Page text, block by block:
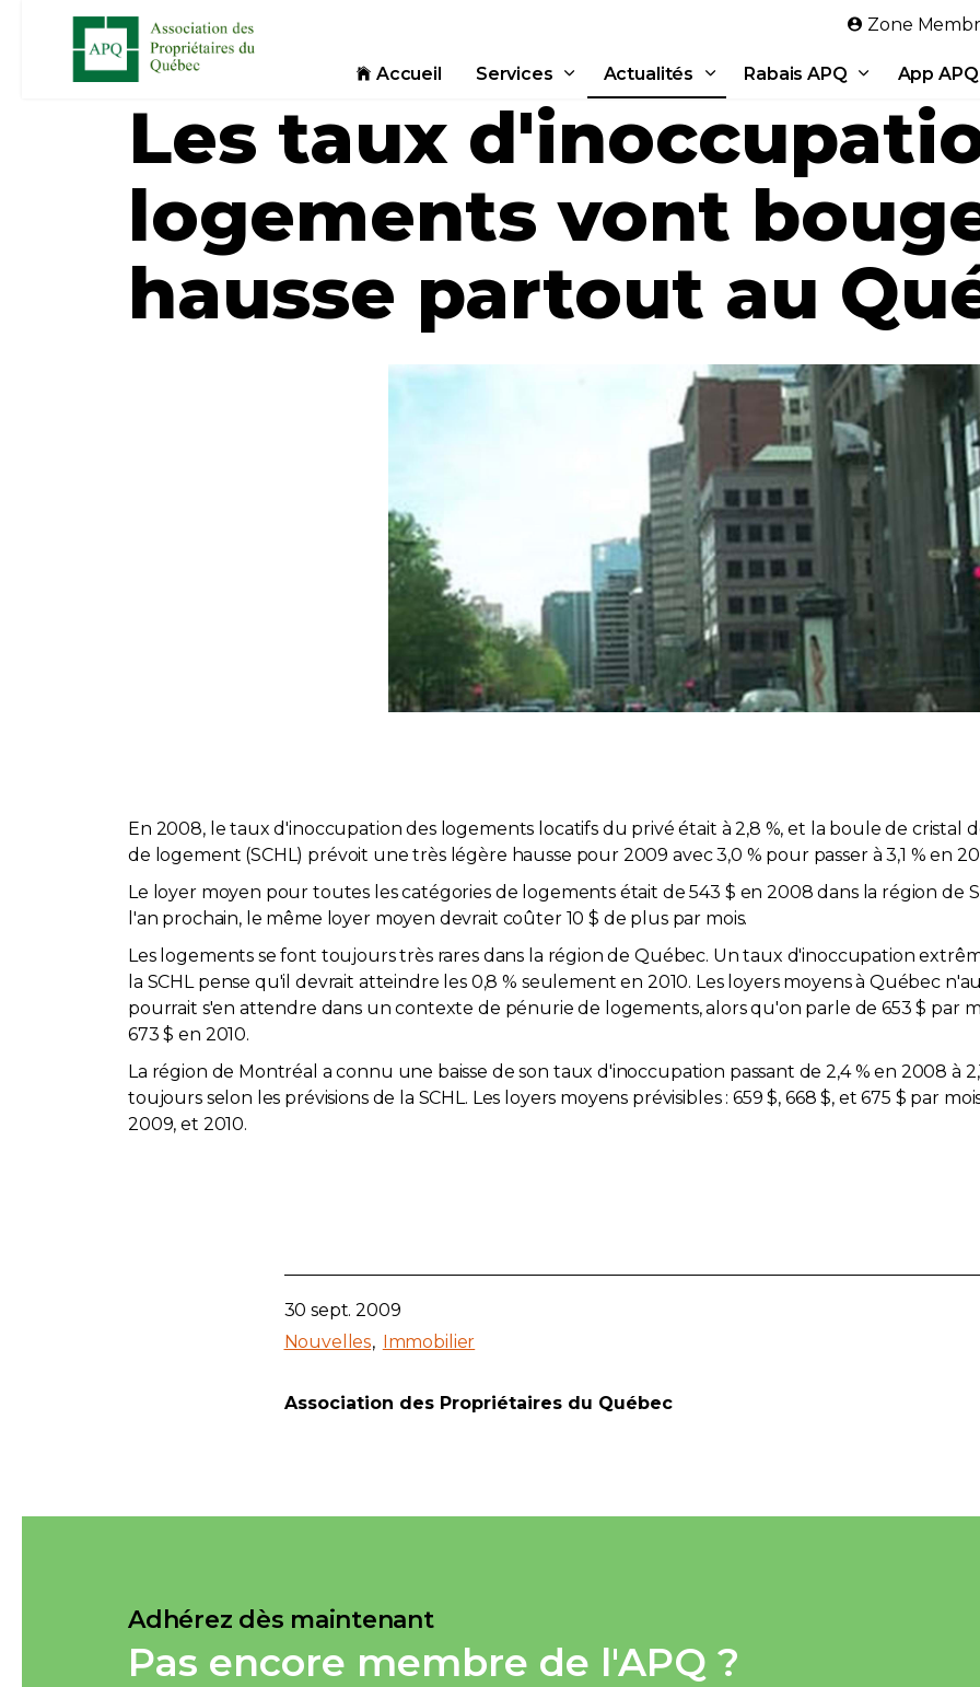
Accueil Services Actualités Rabais APQ App APQ
Zone
Les taux
logements vont
hausse partout au
En 2008, le taux d'inoccupation des logements locatifs du privé était à 2,8 %, et la boule de cristal
de logement (SCHL) prévoit une très légère hausse pour 2009 avec 3,0 % pour passer à 3,1 % en
Le loyer moyen pour toutes les catégories de logements était de 543 $ en 2008 dans la région de
l'an prochain, le même loyer moyen devrait coûter 10 $ de plus par mois.
Les logements se font toujours très rares dans la région de Québec. Un taux d'inoccupation
la SCHL pense qu'il devrait atteindre les 0,8 % seulement en 2010. Les loyers moyens à Québec
pourrait s'en attendre dans un contexte de pénurie de logements, alors qu'on parle de 653 $ par
673 $ en 2010.
La région de Montréal a connu une baisse de son taux d'inoccupation passant de 2,4 % en 2008 à
toujours selon les prévisions de la SCHL. Les loyers moyens prévisibles : 659 $, 668 $, et 675 $ par
2009, et 2010.
30 sept. 2009
Nouvelles
Immobilier
Association des Propriétaires du Québec
Adhérez dès maintenant
Pas encore membre de l'APQ ?